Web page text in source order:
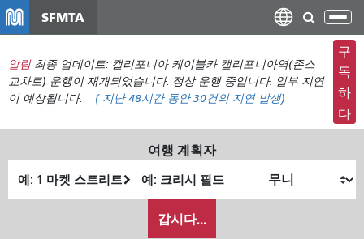
텐
츠
로
건
너
기
SFMTA
탐
색
메
뉴
전
환
알림 최종 업데이트: 캘리포니아 케이블카 캘리포니아역(존스
교차로) 운행이 재개되었습니다. 정상 운행 중입니다. 일부 지연
이 예상됩니다.
( 지난 48시간 동안30건의 지연 발생)
구
독
하
다
여행 계획자
가
갑시다...